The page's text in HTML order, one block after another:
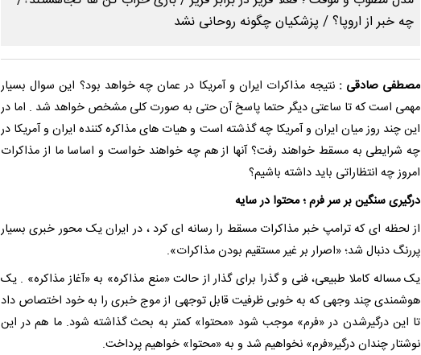
مصطفی صادقی : نتیجه مذاکرات ایران و آمریکا در عمان چه خواهد بود؟ این سوال بسیار
مهمی است که تا ساعتی دیگر حتما پاسخ آن حتی به صورت کلی مشخص خواهد شد . اما در
این چند روز میان ایران و آمریکا چه گذشته است و هیات های مذاکره کننده ایران و آمریکا در
چه شرایطی به مسقط خواهند رفت؟ آنها از هم چه خواهند خواست و اساسا ما از مذاکرات
امروز چه انتظاراتی باید داشته باشیم؟
درگیری سنگین بر سر فرم ؛ محتوا در سایه
از لحظه ای که ترامپ خبر مذاکرات مسقط را رسانه ای کرد ، در ایران یک محور خبری بسیار
پررنگ دنبال شد؛ «اصرار بر غیر مستقیم بودن مذاکرات».
یک مساله کاملا طبیعی، فنی و گذرا برای گذار از حالت «منع مذاکره» به «آغاز مذاکره» . یک
هوشمندی چند وجهی که به خوبی ظرفیت قابل توجهی از موج خبری را به خود اختصاص داد
تا این درگیرشدن در «فرم» موجب شود «محتوا» کمتر به بحث گذاشته شود. ما هم در این
نوشتار چندان درگیر«فرم» نخواهیم شد و به «محتوا» خواهیم پرداخت.